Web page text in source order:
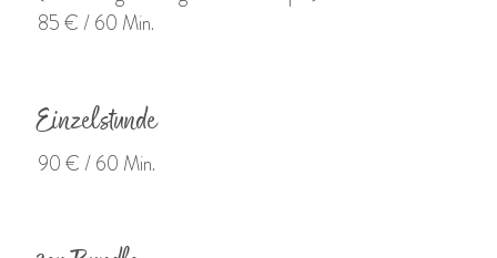
85 € / 60 Min.
Einzelstunde
90 € / 60 Min.